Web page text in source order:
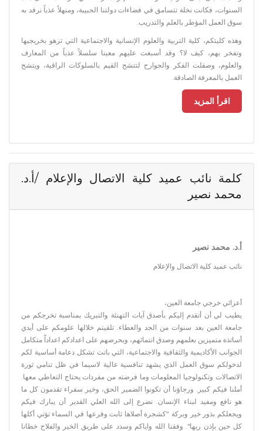
السنوات، فكانت نخلة تتسامق في فضاءات دولتنا الحبيبة، ومنهلاً عذباً نرفد به
سوق العمل المؤطر بالعلم والتدريب.
وهذه كليتكم، كلية التربية والعلوم الإنسانية والاجتماعية التي تزهو بخريجيها
وتفخر بهم، كيف لا؟ وقد أسبغت عليهم معينا سلسلاً عذباً من المعارف
والعلوم، وصقلت الفكر والجوارح لتتشح القيم بالسلوكات الراقية، ويتشح
العمل بالمعرفة الصادقة.
اقرأ المزيد
كلمة نائب عميد كلية الاتصال والإعلام /أ.د.
محمد نصير
أ.د. محمد نصير
نائب عميد كلية الاتصال والإعلام
أعزائي خرجي جامعة العين،
يطيب لي أن أتقدم إليكم بأصدق آيات التهنئة والتبريك بمناسبة تخرجكم من
جامعة العين بعد سنوات من الجد والعطاء. تلقيتم خلالها علومكم على أيدي
أساتذة متميزين بعلمهم وصدق انتمائهم، وبحرصهم على اعدادكم اعداداّ متكامل
الجوانب الأكاديمية والثقافية والاجتماعية، التي باتت تشكل دعامة أساسية لكم
لدخولكم سوق العمل الذي يشهد تنافسية عالية لاسيما في ظل تنامي ثورة
الاتصالات وتكنولوجيا المعلومات وما فرضته من مفردات يحتاج التعاطي معها.
أملنا فيكم كبير. ورجاؤنا أن تكونوا الضمير الحق، وخير سفراء تقدمون كل ما
هو نافع ومفيد لبناء الإنسان. نضرع إلى الله العلي القدير أن يبارك فيكم
ويجعلكم بذور خير وبركة "كشجرة أصلاها ثابت وفرعها في السماء تؤتي أكلها
كل حين بإذن ربها". وفقنا الله واياكم وسدد على طريق الخير والفلاح خطانا